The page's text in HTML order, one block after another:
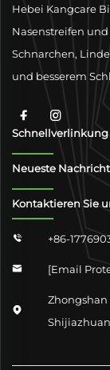
Hebei Kangcare
Nasenstreifen
Schnarchen,
und besserem
Atmung mit
Schnellverlinkung
Neueste
Kontaktieren Sie
 +86-
 [email
